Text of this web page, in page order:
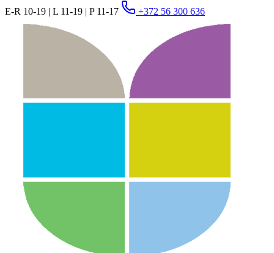
E-R 10-19 | L 11-19 | P 11-17
+372 56 300 636